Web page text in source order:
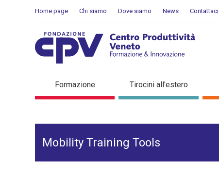
Home page Chi siamo Dove siamo News Contattaci
Mobility Training Tools
Formazione Tirocini all'estero
Mobility Training Tools